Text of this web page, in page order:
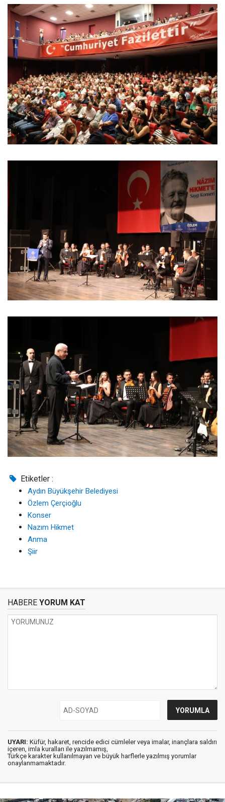
Etiketler :
Aydın Büyükşehir Belediyesi
Özlem Çerçioğlu
Konser
Nazım Hikmet
Anma
Şiir
HABERE YORUM KAT
UYARI: Küfür, hakaret, rencide edici cümleler veya imalar, inançlara saldırı
içeren, imla kuralları ile yazılmamış,
Türkçe karakter kullanılmayan ve büyük harflerle yazılmış yorumlar
onaylanmamaktadır.